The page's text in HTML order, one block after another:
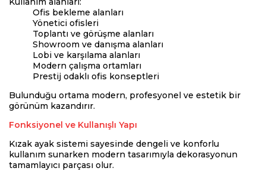
Ofis bekleme alanları
Yönetici ofisleri
Toplantı ve görüşme alanları
Showroom ve danışma alanları
Lobi ve karşılama alanları
Modern çalışma ortamları
Prestij odaklı ofis konseptleri
Bulunduğu ortama modern, profesyonel ve estetik bir
görünüm kazandırır.
Fonksiyonel ve Kullanışlı Yapı
Kızak ayak sistemi sayesinde dengeli ve konforlu
kullanım sunarken modern tasarımıyla dekorasyonun
tamamlayıcı parçası olur.